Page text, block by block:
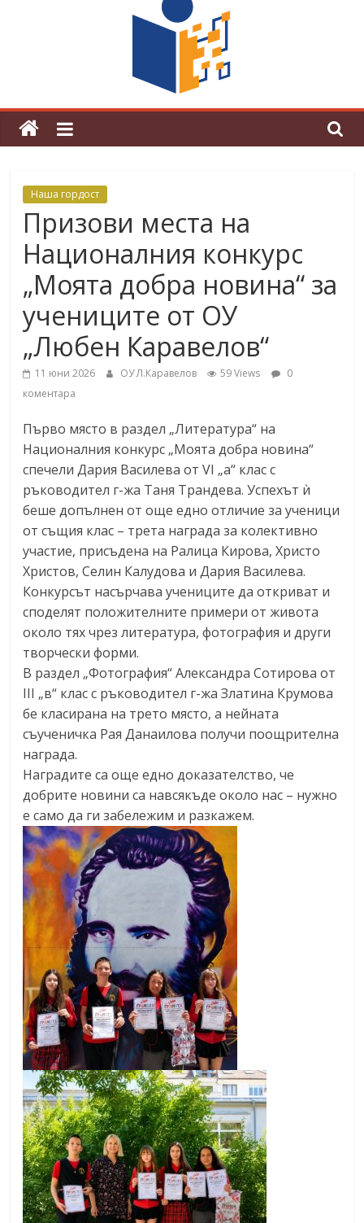
граници“
Магията на Андерсен оживя в ОУ
„Любен Каравелов“
Наша гордост
Призови места на
Националния конкурс
„Моята добра новина“ за
учениците от ОУ
„Любен Каравелов“
11 юни 2026 ОУ Л.Каравелов 59 Views
0
коментара
Първо място в раздел „Литература“ на
Националния конкурс „Моята добра новина“
спечели Дария Василева от VI „а“ клас с
ръководител г-жа Таня Трандева. Успехът ѝ
беше допълнен от още едно отличие за ученици
от същия клас – трета награда за колективно
участие, присъдена на Ралица Кирова, Христо
Христов, Селин Калудова и Дария Василева.
Конкурсът насърчава учениците да откриват и
споделят положителните примери от живота
около тях чрез литература, фотография и други
творчески форми.
В раздел „Фотография“ Александра Сотирова от
III „в“ клас с ръководител г-жа Златина Крумова
бе класирана на трето място, а нейната
съученичка Рая Данаилова получи поощрителна
награда.
Наградите са още едно доказателство, че
добрите новини са навсякъде около нас – нужно
е само да ги забележим и разкажем.